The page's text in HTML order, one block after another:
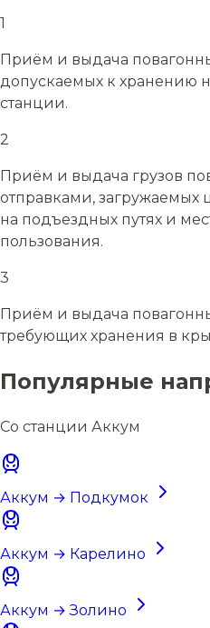
1
Приём и выдача
допускаемых к хранению
станции.
2
Приём и выдача грузов
отправками, загружаемых
на подъездных путях и
пользования.
3
Приём и выдача
требующих хранения в
Популярные
Со станции Аккум
Аккум → Подкумок
Аккум → Карелино
Аккум → Золино